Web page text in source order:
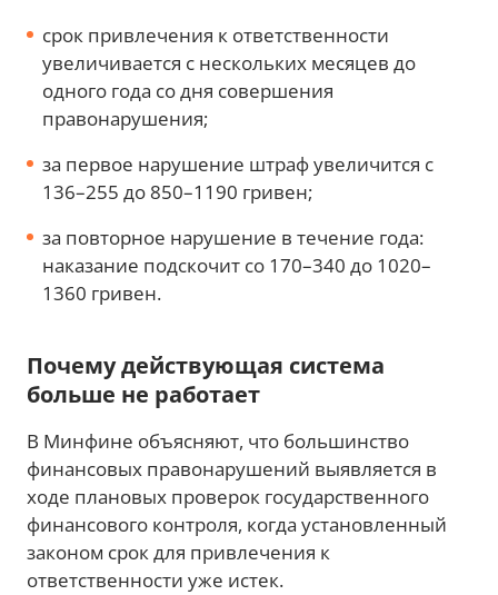
срок привлечения к ответственности
увеличивается с нескольких месяцев до
одного года со дня совершения
правонарушения;
за первое нарушение штраф увеличится с
136–255 до 850–1190 гривен;
за повторное нарушение в течение года:
наказание подскочит со 170–340 до 1020–
1360 гривен.
Почему действующая система
больше не работает
В Минфине объясняют, что большинство
финансовых правонарушений выявляется в
ходе плановых проверок государственного
финансового контроля, когда установленный
законом срок для привлечения к
ответственности уже истек.